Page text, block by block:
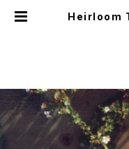
Heirloom